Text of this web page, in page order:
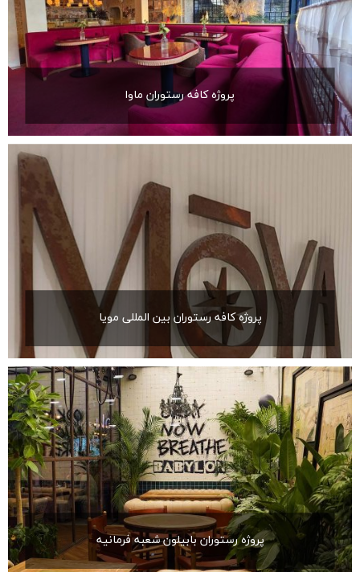
پروژه کافه رستوران ماوا
پروژه کافه رستوران بین المللی مویا
پروژه رستوران بابیلون شعبه فرمانیه